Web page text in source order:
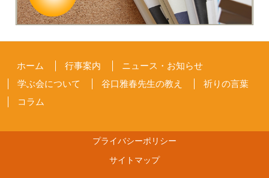
ホーム 行事案内
ニュース・お知らせ
学ぶ会について
谷口雅春先生の教え
祈りの言葉
コラム
プライバシーポリシー
サイトマップ